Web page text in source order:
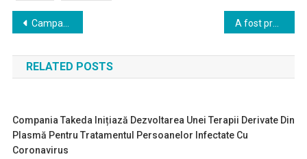
Navigare
în
articole
Campanie de strângere de fonduri pentru tratamentul unui număr de 200 de copii cu autism A fost promulgată legea ce permite ca rezidenţiatul să se desfăşoare pe 8 decembrie
RELATED POSTS
Compania Takeda Inițiază Dezvoltarea Unei Terapii Derivate Din
Plasmă Pentru Tratamentul Persoanelor Infectate Cu
Coronavirus